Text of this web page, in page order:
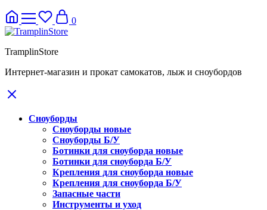
0
TramplinStore
Интернет-магазин и прокат самокатов, лыж и сноубордов
Сноуборды
Сноуборды новые
Сноуборды Б/У
Ботинки для сноуборда новые
Ботинки для сноуборда Б/У
Крепления для сноуборда новые
Крепления для сноуборда Б/У
Запасные части
Инструменты и уход